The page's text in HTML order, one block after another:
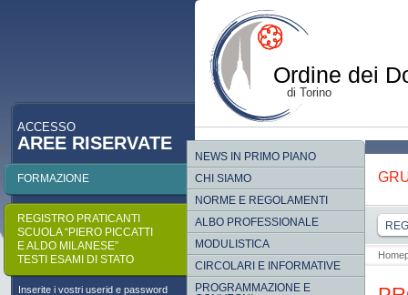
Ordine dei
di Torino
p
NEWS IN PRIMO PIANO
CHI SIAMO
NORME E REGOLAMENTI
ALBO PROFESSIONALE
MODULISTICA
CIRCOLARI E INFORMATIVE
PROGRAMMAZIONE E
ACCESSO
AREE RISERVATE
FORMAZIONE
REGISTRO PRATICANTI
SCUOLA “PIERO PICCATTI
E ALDO MILANESE”
TESTI ESAMI DI STATO
Inserite i vostri userid e password